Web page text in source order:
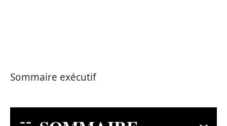
Sommaire exécutif